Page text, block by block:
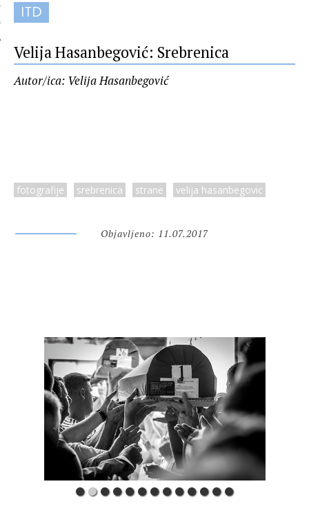
ITD
Velija Hasanbegović: Srebrenica
Autor/ica: Velija Hasanbegović
fotografije srebrenica strane velija hasanbegovic
Objavljeno: 11.07.2017